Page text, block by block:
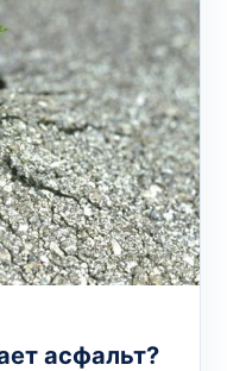
асфальт?